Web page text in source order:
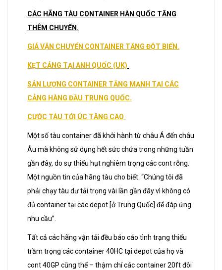
CÁC HÃNG TÀU CONTAINER HÀN QUỐC TĂNG
THÊM CHUYẾN.
GIÁ VẬN CHUYỂN CONTAINER TĂNG ĐỘT BIẾN.
KẸT CẢNG TẠI ANH QUỐC (UK)
SẢN LƯỢNG CONTAINER TĂNG MẠNH TẠI CÁC
CẢNG HÀNG ĐẦU TRUNG QUỐC.
CƯỚC TÀU TỚI ÚC TĂNG CAO
Một số tàu container đã khởi hành từ châu Á đến châu
Âu mà không sử dụng hết sức chứa trong những tuần
gần đây, do sự thiếu hụt nghiêm trọng các cont rỗng.
Một nguồn tin của hãng tàu cho biết: “Chúng tôi đã
phải chạy tàu dư tải trọng vài lần gần đây vì không có
đủ container tại các depot [ở Trung Quốc] để đáp ứng
nhu cầu”.
Tất cả các hãng vận tải đều báo cáo tình trạng thiếu
trầm trọng các container 40HC tại depot của họ và
cont 40GP cũng thế – thậm chí các container 20ft đôi